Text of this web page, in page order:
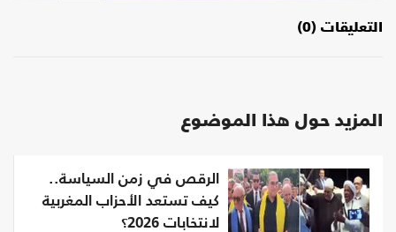
التعليقات (0)
المزيد حول هذا الموضوع
الرقص في زمن السياسة..
كيف تستعد الأحزاب المغربية
لانتخابات 2026؟